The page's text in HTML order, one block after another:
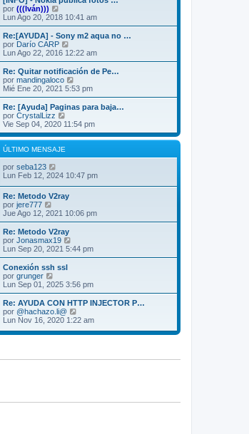
eo
m
e
s
a
j
e
l
t
m
o
m
e
s
a
j
e
por (((Iván)))
e
r
ú
t
m
o
m
e
s
a
j
e
Lun Ago 20, 2018 10:41 am
Re:[AYUDA] - Sony m2 aqua no …
por Darío CARP
e
r
ú
l
t
o
m
e
n
e
Lun Ago 22, 2016 12:22 am
Re: Quitar notificación de Pe…
por mandingaloco
e
r
ú
t
m
m
n
a
Mié Ene 20, 2021 5:53 pm
Re: [Ayuda] Paginas para baja…
por CrystalLizz
e
r
ú
t
m
e
n
s
a
j
e
Vie Sep 04, 2020 11:54 pm
ÚLTIMO MENSAJE
por seba123
e
ú
l
t
i
m
o
m
e
n
s
j
e
Lun Feb 12, 2024 10:47 pm
Re: Metodo V2ray
por jere777
e
r
ú
l
t
o
m
e
s
a
j
e
Jue Ago 12, 2021 10:06 pm
Re: Metodo V2ray
por Jonasmax19
e
r
t
m
o
m
e
n
j
Lun Sep 20, 2021 5:44 pm
Conexión ssh ssl
por grunger
e
r
ú
l
t
m
e
e
Lun Sep 01, 2025 3:56 pm
Re: AYUDA CON HTTP INJECTOR P…
por @hachazo.li@
e
ú
i
n
Lun Nov 16, 2020 1:22 am